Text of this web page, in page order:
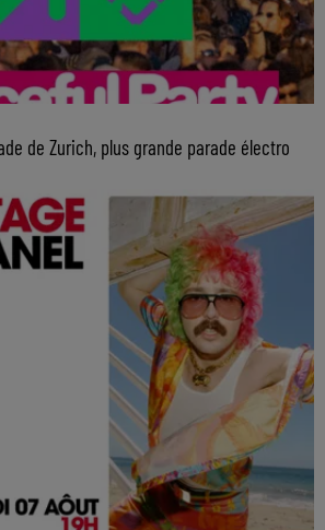
de Zurich, plus grande parade électro